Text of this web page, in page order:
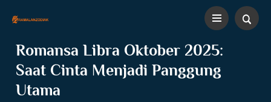
Romansa Libra Oktober 2025:
Saat Cinta Menjadi Panggung
Utama